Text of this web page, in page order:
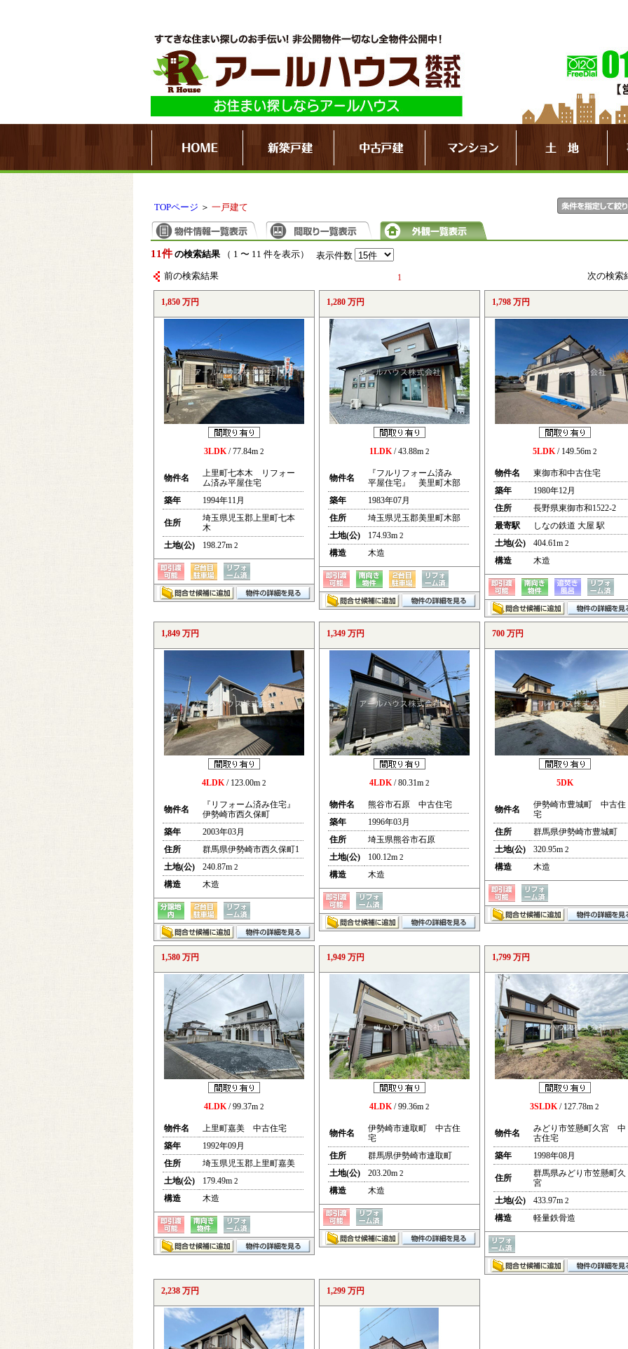
TOPページ ＞ 一戸建て
11件 の検索結果（ 1 〜 11 件を表示） 表示件数
前の検索結果 1 次の検
1,850 万円
3LDK/ 77.84m 2
物件名
上里町七本木 リフォー
ム済み平屋住宅
築年
1994年11月
住所
埼玉県児玉郡上里町七本
木
土地(公)
198.27m 2
1,280 万円
1LDK/ 43.88m 2
物件名
『フルリフォーム済み
平屋住宅』 美里町木部
築年
1983年07月
住所
埼玉県児玉郡美里町木部
土地(公)
174.93m 2
構造 木造
1,798 万円
5LDK/ 149.56m 2
物件名
東御市和中古住宅
築年
1980年12月
住所
長野県東御市和1522-2
最寄駅
しなの鉄道 大屋 駅
土地(公)
404.61m 2
構造 木造
1,849 万円
4LDK/ 123.00m 2
物件名
『リフォーム済み住宅』
伊勢崎市西久保町
築年
2003年03月
住所
群馬県伊勢崎市西久保町1
土地(公)
240.87m 2
構造 木造
1,349 万円
4LDK/ 80.31m 2
物件名
熊谷市石原 中古住宅
築年
1996年03月
住所
埼玉県熊谷市石原
土地(公)
100.12m 2
構造 木造
700 万円
5DK
物件名
伊勢崎市豊城町 中古住
宅
住所
群馬県伊勢崎市豊城町
土地(公)
320.95m 2
構造 木造
1,580 万円
4LDK/ 99.37m 2
物件名
上里町嘉美 中古住宅
築年
1992年09月
住所
埼玉県児玉郡上里町嘉美
土地(公)
179.49m 2
構造 木造
1,949 万円
4LDK/ 99.36m 2
物件名
伊勢崎市連取町 中古住
宅
住所
群馬県伊勢崎市連取町
土地(公)
203.20m 2
構造 木造
1,799 万円
3SLDK/ 127.78m 2
物件名
みどり市笠懸町久宮 中
古住宅
築年
1998年08月
住所
群馬県みどり市笠懸町久
宮
土地(公)
433.97m 2
構造 軽量鉄骨造
2,238 万円 1,299 万円